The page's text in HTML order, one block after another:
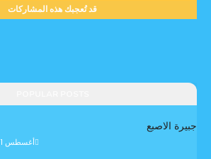
قد تُعجبك هذه المشاركات
جبيرة الاصبع
أغسطس 11, 2025